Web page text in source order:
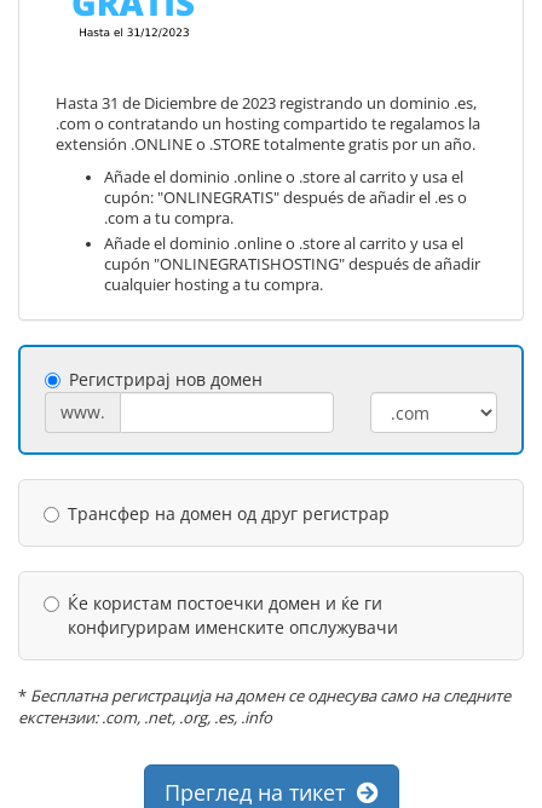
Hasta 31 de Diciembre de 2023 registrando un dominio .es,
.com o contratando un hosting compartido te regalamos la
extensión .ONLINE o .STORE totalmente gratis por un año.
Añade el dominio .online o .store al carrito y usa el
cupón: "ONLINEGRATIS" después de añadir el .es o
.com a tu compra.
Añade el dominio .online o .store al carrito y usa el
cupón "ONLINEGRATISHOSTING" después de añadir
cualquier hosting a tu compra.
Регистрирај нов домен
www.
Трансфер на домен од друг регистрар
Ќе користам постоечки домен и ќе ги
конфигурирам именските опслужувачи
* Бесплатна регистрација на домен се однесува само на следните
екстензии: .com, .net, .org, .es, .info
Преглед на тикет